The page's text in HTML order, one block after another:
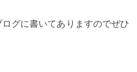
グに書いてありますのでぜひ